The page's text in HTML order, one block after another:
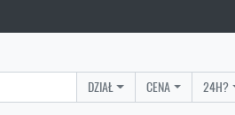
DZIAŁ CENA 24H?